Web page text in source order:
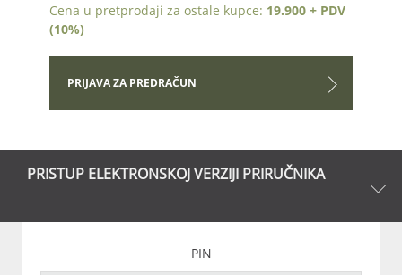
Cena u pretprodaji za ostale kupce: 19.900 + PDV
(10%)
PRIJAVA ZA PREDRAČUN
PRISTUP ELEKTRONSKOJ VERZIJI PRIRUČNIKA
PIN